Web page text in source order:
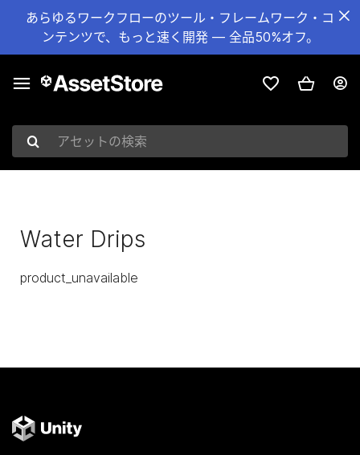
あらゆるワークフローのツール・フレームワーク・コ
ンテンツで、もっと速く開発 — 全品50%オフ。
アセットの検索
Water Drips
product_unavailable